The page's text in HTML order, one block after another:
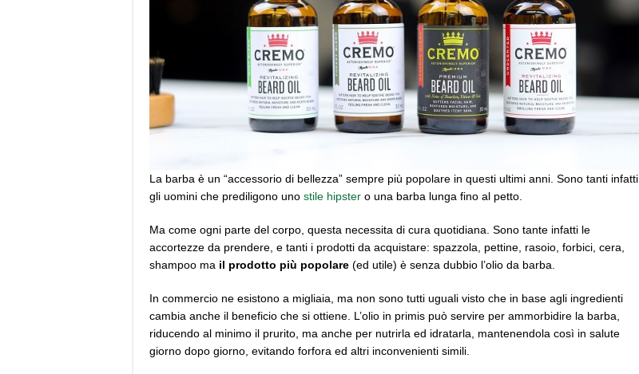
La barba è un “accessorio di bellezza” sempre più popolare in questi ultimi anni. Sono tanti infatti
gli uomini che prediligono uno stile hipster o una barba lunga fino al petto.
Ma come ogni parte del corpo, questa necessita di cura quotidiana. Sono tante infatti le
accortezze da prendere, e tanti i prodotti da acquistare: spazzola, pettine, rasoio, forbici, cera,
shampoo ma il prodotto più popolare (ed utile) è senza dubbio l’olio da barba.
In commercio ne esistono a migliaia, ma non sono tutti uguali visto che in base agli ingredienti
cambia anche il beneficio che si ottiene. L’olio in primis può servire per ammorbidire la barba,
riducendo al minimo il prurito, ma anche per nutrirla ed idratarla, mantenendola così in salute
giorno dopo giorno, evitando forfora ed altri inconvenienti simili.